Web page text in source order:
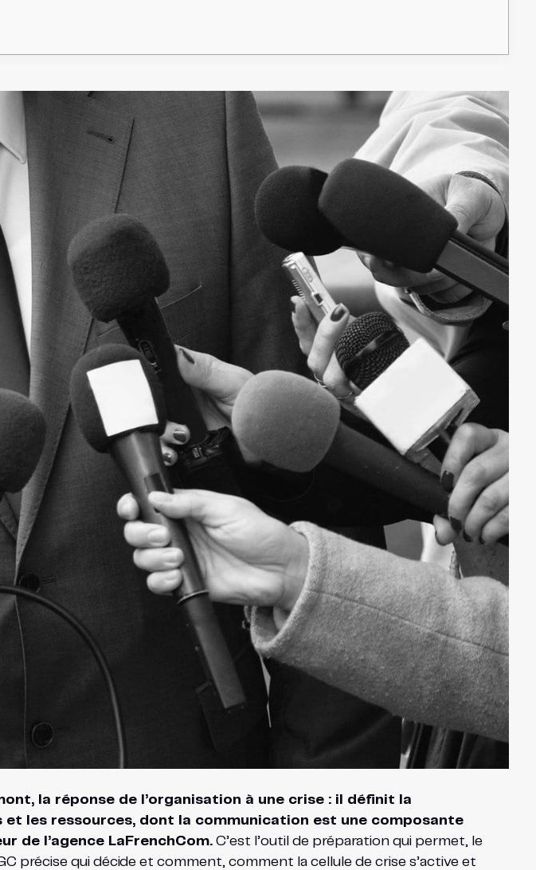
la réponse de l’organisation à une crise : il définit la
les ressources, dont la communication est une composante
de l’agence LaFrenchCom.C’est l’outil de préparation qui permet, le
précise qui décide et comment, comment la cellule de crise s’active et